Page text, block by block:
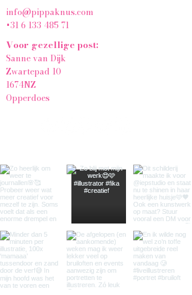
info@pippaknus.com
+31 6 133 485 71
Voor gezellige post:
Sanne van Dijk
Zwartepad 10
1674NZ
Opperdoes